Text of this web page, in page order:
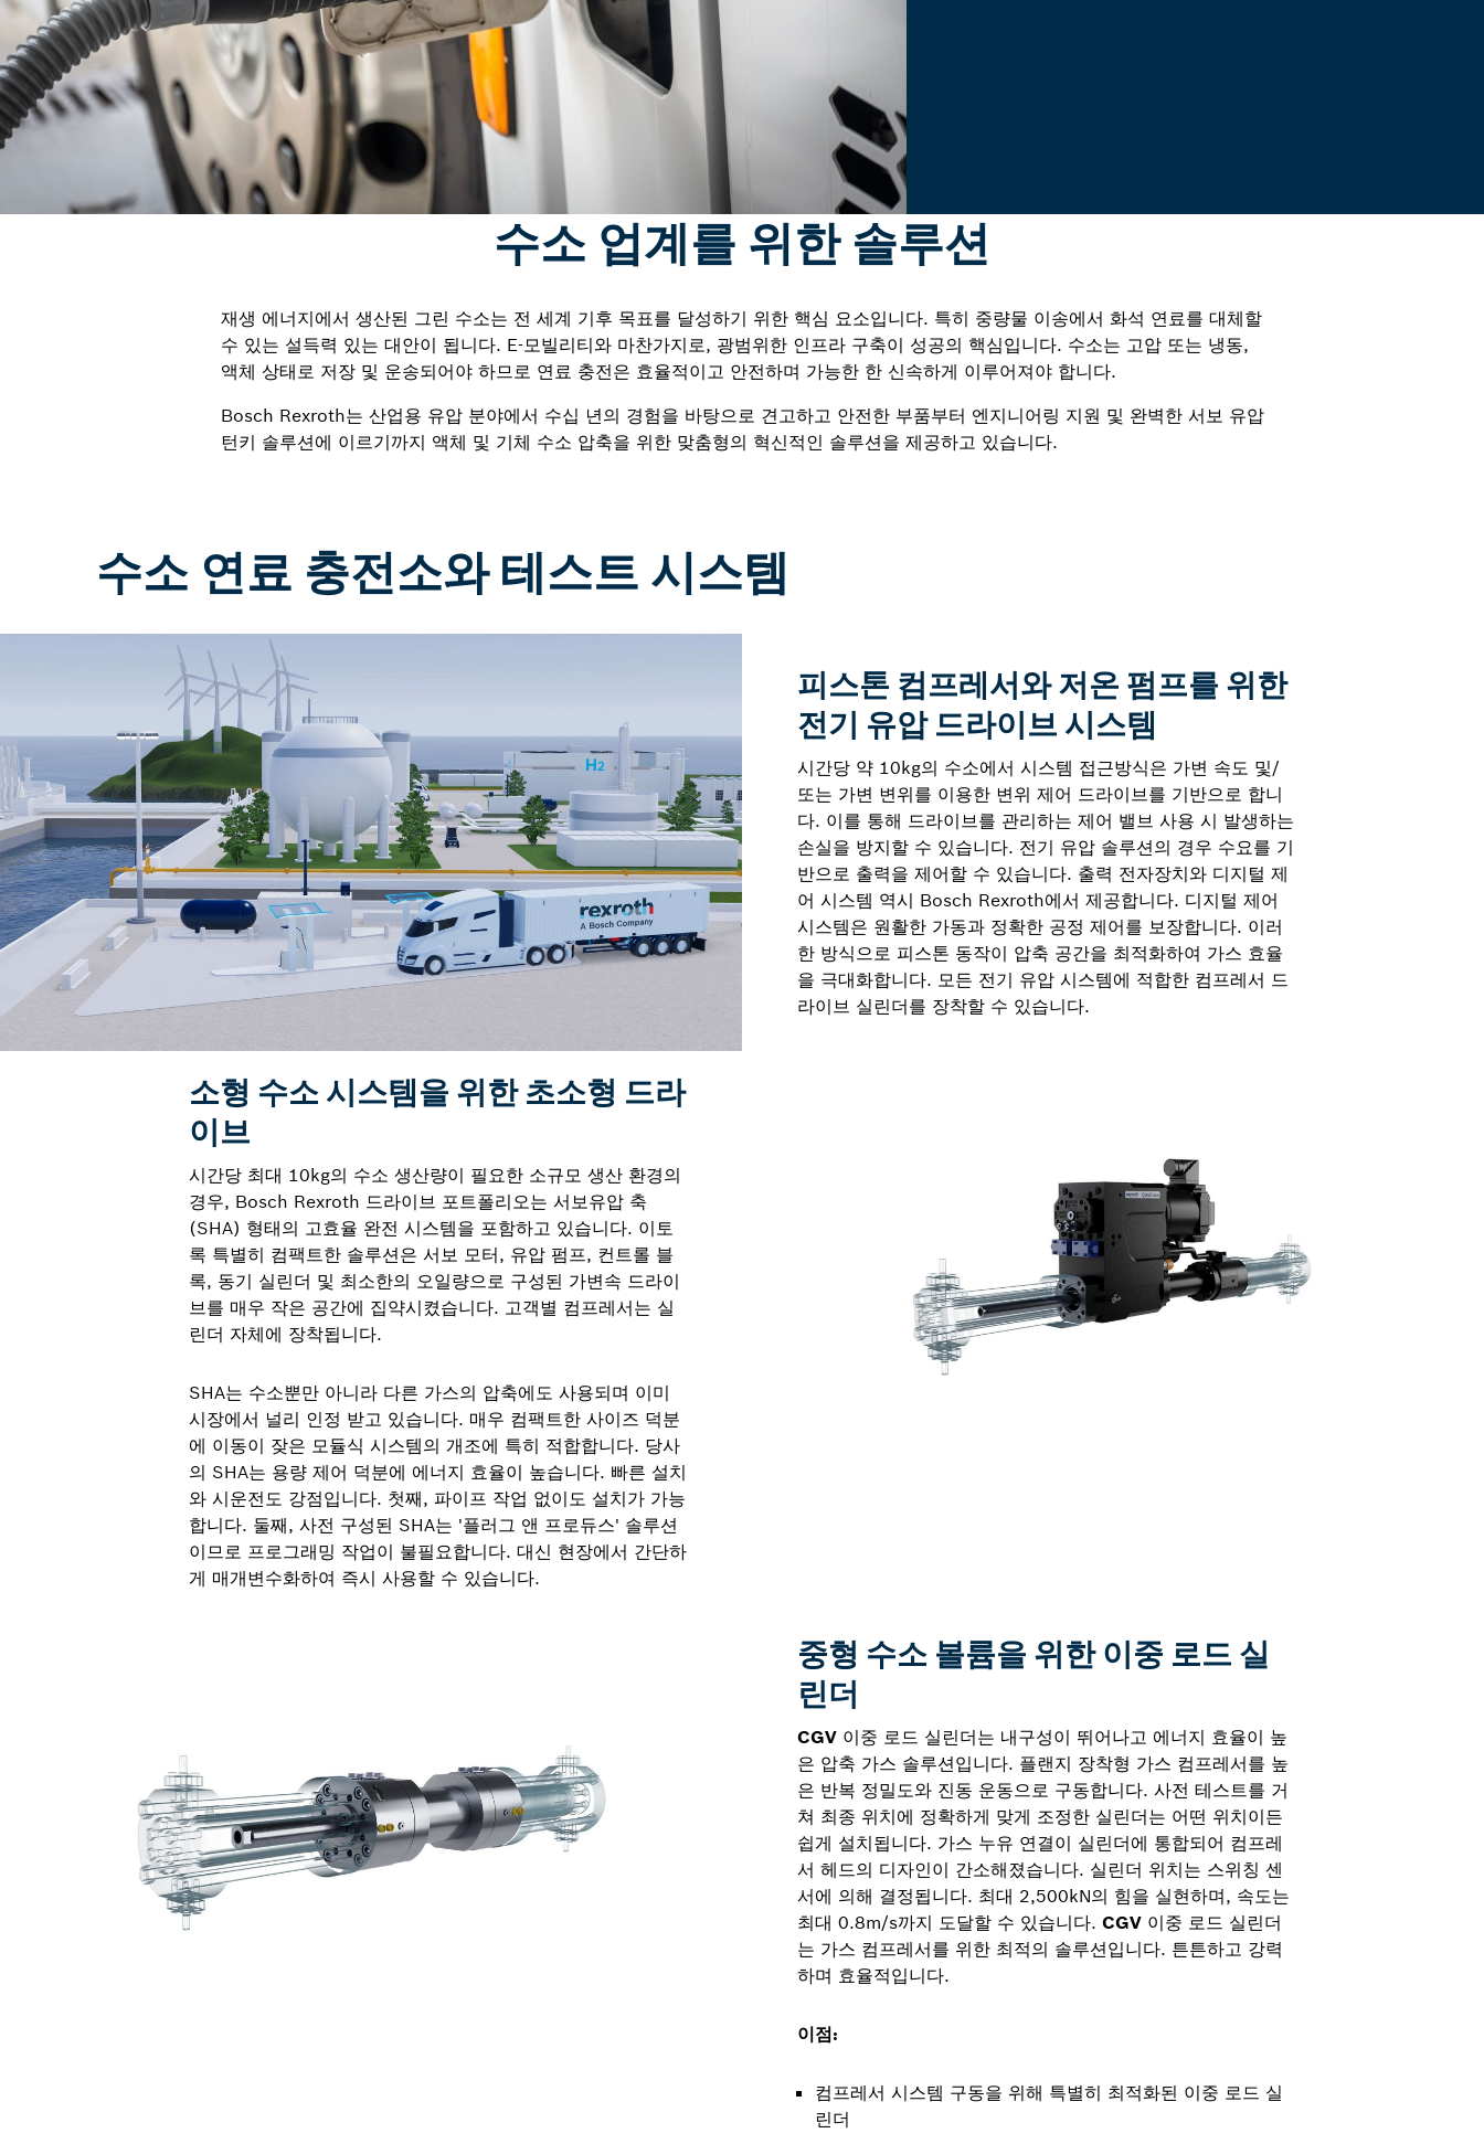
수소 업계를 위한 솔루션
재생 에너지에서 생산된 그린 수소는 전 세계 기후 목표를 달성하기 위한 핵심 요소입니다. 특히 중량물 이송에서 화석 연료를 대체할
수 있는 설득력 있는 대안이 됩니다. E-모빌리티와 마찬가지로, 광범위한 인프라 구축이 성공의 핵심입니다. 수소는 고압 또는 냉동,
액체 상태로 저장 및 운송되어야 하므로 연료 충전은 효율적이고 안전하며 가능한 한 신속하게 이루어져야 합니다.
Bosch Rexroth는 산업용 유압 분야에서 수십 년의 경험을 바탕으로 견고하고 안전한 부품부터 엔지니어링 지원 및 완벽한 서보 유압
턴키 솔루션에 이르기까지 액체 및 기체 수소 압축을 위한 맞춤형의 혁신적인 솔루션을 제공하고 있습니다.
수소 연료 충전소와 테스트 시스템
피스톤 컴프레서와 저온 펌프를 위한
전기 유압 드라이브 시스템
시간당 약 10kg의 수소에서 시스템 접근방식은 가변 속도 및/
또는 가변 변위를 이용한 변위 제어 드라이브를 기반으로 합니
다. 이를 통해 드라이브를 관리하는 제어 밸브 사용 시 발생하는
손실을 방지할 수 있습니다. 전기 유압 솔루션의 경우 수요를 기
반으로 출력을 제어할 수 있습니다. 출력 전자장치와 디지털 제
어 시스템 역시 Bosch Rexroth에서 제공합니다. 디지털 제어
시스템은 원활한 가동과 정확한 공정 제어를 보장합니다. 이러
한 방식으로 피스톤 동작이 압축 공간을 최적화하여 가스 효율
을 극대화합니다. 모든 전기 유압 시스템에 적합한 컴프레서 드
라이브 실린더를 장착할 수 있습니다.
소형 수소 시스템을 위한 초소형 드라
이브
시간당 최대 10kg의 수소 생산량이 필요한 소규모 생산 환경의
경우, Bosch Rexroth 드라이브 포트폴리오는 서보유압 축
(SHA) 형태의 고효율 완전 시스템을 포함하고 있습니다. 이토
록 특별히 컴팩트한 솔루션은 서보 모터, 유압 펌프, 컨트롤 블
록, 동기 실린더 및 최소한의 오일량으로 구성된 가변속 드라이
브를 매우 작은 공간에 집약시켰습니다. 고객별 컴프레서는 실
린더 자체에 장착됩니다.
SHA는 수소뿐만 아니라 다른 가스의 압축에도 사용되며 이미
시장에서 널리 인정 받고 있습니다. 매우 컴팩트한 사이즈 덕분
에 이동이 잦은 모듈식 시스템의 개조에 특히 적합합니다. 당사
의 SHA는 용량 제어 덕분에 에너지 효율이 높습니다. 빠른 설치
와 시운전도 강점입니다. 첫째, 파이프 작업 없이도 설치가 가능
합니다. 둘째, 사전 구성된 SHA는 '플러그 앤 프로듀스' 솔루션
이므로 프로그래밍 작업이 불필요합니다. 대신 현장에서 간단하
게 매개변수화하여 즉시 사용할 수 있습니다.
중형 수소 볼륨을 위한 이중 로드 실
린더
CGV 이중 로드 실린더는 내구성이 뛰어나고 에너지 효율이 높
은 압축 가스 솔루션입니다. 플랜지 장착형 가스 컴프레서를 높
은 반복 정밀도와 진동 운동으로 구동합니다. 사전 테스트를 거
쳐 최종 위치에 정확하게 맞게 조정한 실린더는 어떤 위치이든
쉽게 설치됩니다. 가스 누유 연결이 실린더에 통합되어 컴프레
서 헤드의 디자인이 간소해졌습니다. 실린더 위치는 스위칭 센
서에 의해 결정됩니다. 최대 2,500kN의 힘을 실현하며, 속도는
최대 0.8m/s까지 도달할 수 있습니다. CGV 이중 로드 실린더
는 가스 컴프레서를 위한 최적의 솔루션입니다. 튼튼하고 강력
하며 효율적입니다.
이점:
컴프레서 시스템 구동을 위해 특별히 최적화된 이중 로드 실
린더